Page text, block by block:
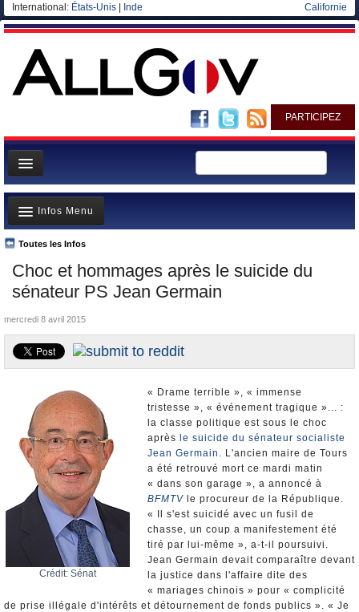
International: États-Unis Inde Californie
PARTICIPEZ
Page d'accueil
Infos
Gouvernement
Ministères/Directions
Blog
Elections européennes
Choc et hommages après le suicide du
sénateur PS Jean Germain
Toutes les Infos
Infos Menu
A la Une
Polémiques
La France et le Monde
Nominations et Démissions
Elections européennes
Infos insolites
mercredi 8 avril 2015
Crédit: Sénat
« Drame terrible », « immense
tristesse », « événement tragique »... :
la classe politique est sous le choc
après
le suicide du sénateur socialiste
Jean Germain. L'ancien maire de Tours
a été retrouvé mort ce mardi matin
« dans son garage », a annoncé à
BFMTV le procureur de la République.
« Il s'est suicidé avec un fusil de
chasse, un coup a manifestement été
tiré par lui-même », a-t-il poursuivi.
Jean Germain devait comparaître devant
la justice dans l'affaire dite des
« mariages chinois » pour « complicité
de prise illégale d'intérêts et détournement de fonds publics ». « Je